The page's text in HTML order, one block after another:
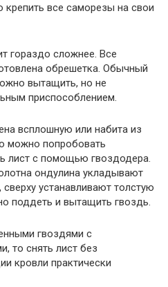
крепить все саморезы на свои
гораздо сложнее. Все
обрешетка. Обычный
вытащить, но не
приспособлением.
всплошную или набита из
можно попробовать
лист с помощью гвоздодера.
ондулина укладывают
устанавливают толстую
поддеть и вытащить гвоздь.
гвоздями с
то снять лист без
кровли практически